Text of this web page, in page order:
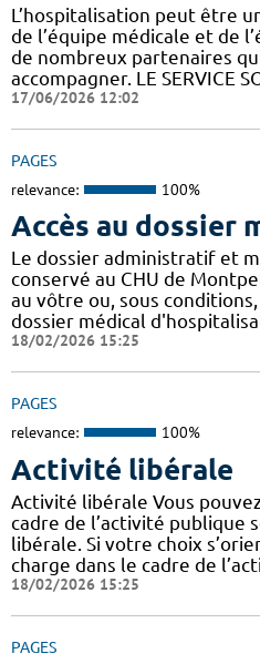
L’hospitalisation peut être
de l’équipe médicale et de
de nombreux partenaires
accompagner. LE SERVICE
17/06/2026 12:02
PAGES
relevance: 100%
Accès au dossier
Le dossier administratif et
conservé au CHU de
au vôtre ou, sous
dossier médical
18/02/2026 15:25
PAGES
relevance: 100%
Activité libérale
Activité libérale Vous
cadre de l’activité publique
libérale. Si votre choix
charge dans le cadre de
18/02/2026 15:25
PAGES